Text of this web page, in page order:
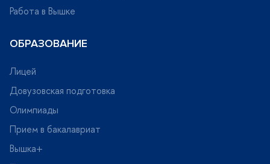
Работа в Вышке
ОБРАЗОВАНИЕ
Лицей
Довузовская подготовка
Олимпиады
Прием в бакалавриат
ышка+